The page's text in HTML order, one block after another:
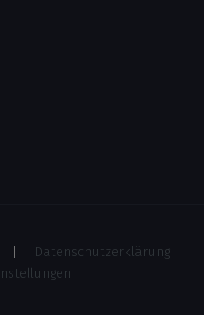
Datenschutzerklärung